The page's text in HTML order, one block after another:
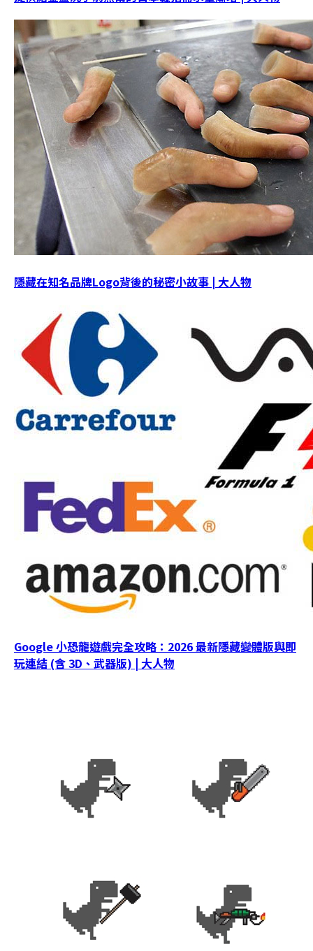
隱藏在知名品牌Logo背後的秘密小故事 | 大人物
Google 小恐龍遊戲完全攻略：2026 最新隱藏變體版與即
玩連結 (含 3D、武器版) | 大人物